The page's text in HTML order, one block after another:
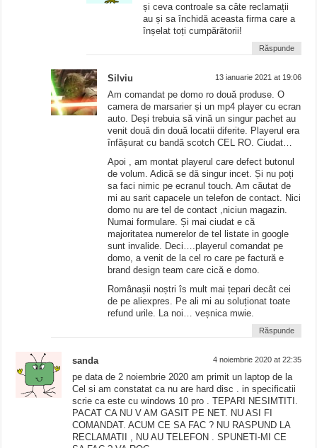
și ceva controale sa câte reclamații
au și sa închidă aceasta firma care a
înșelat toți cumpărătorii!
Răspunde
Silviu 13 ianuarie 2021 at 19:06
Am comandat pe domo ro două produse. O
camera de marsarier și un mp4 player cu ecran
auto. Deși trebuia să vină un singur pachet au
venit două din două locatii diferite. Playerul era
înfășurat cu bandă scotch CEL RO. Ciudat…
Apoi , am montat playerul care defect butonul
de volum. Adică se dă singur incet. Și nu poți
sa faci nimic pe ecranul touch. Am căutat de
mi au sarit capacele un telefon de contact. Nici
domo nu are tel de contact ,niciun magazin.
Numai formulare. Și mai ciudat e că
majoritatea numerelor de tel listate in google
sunt invalide. Deci….playerul comandat pe
domo, a venit de la cel ro care pe factură e
brand design team care cică e domo.
Românașii noștri îs mult mai țepari decât cei
de pe aliexpres. Pe ali mi au soluționat toate
refund urile. La noi… veșnica mwie.
Răspunde
sanda 4 noiembrie 2020 at 22:35
pe data de 2 noiembrie 2020 am primit un laptop de la
Cel si am constatat ca nu are hard disc . in specificatii
scrie ca este cu windows 10 pro . TEPARI NESIMTITI.
PACAT CA NU V AM GASIT PE NET. NU ASI FI
COMANDAT. ACUM CE SA FAC ? NU RASPUND LA
RECLAMATII , NU AU TELEFON . SPUNETI-MI CE